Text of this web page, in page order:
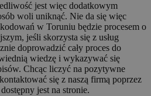
jest więc dodatkowym
woli uniknąć. Nie da się więc
w Toruniu będzie procesem o
jeśli skorzysta się z usług
doprowadzić cały proces do
wiedzę i wykazywać się
Chcąc liczyć na pozytywne
się z naszą firmą poprzez
jest na stronie.